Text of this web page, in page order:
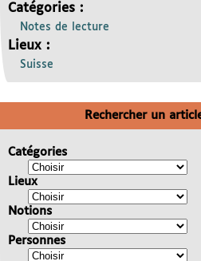
Catégories :
Notes de lecture
Lieux :
Suisse
Rechercher un
Catégories
Lieux
Notions
Personnes